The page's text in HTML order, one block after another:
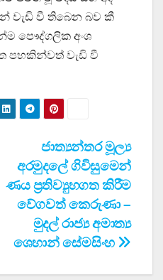
වැඩි වී තිබෙන බව කී
පෞද්ගලික අංශ
පහකින්වත් වැඩි වී
ජාත්‍යන්තර මූල්‍ය
අරමුදලේ ගිවිසුමෙන්
ණය ප්‍රතිව්‍යුහගත කිරීම
වේගවත් කෙරුණා –
මුදල් රාජ්‍ය අමාත්‍ය
ශෙහාන් සේමසිංහ